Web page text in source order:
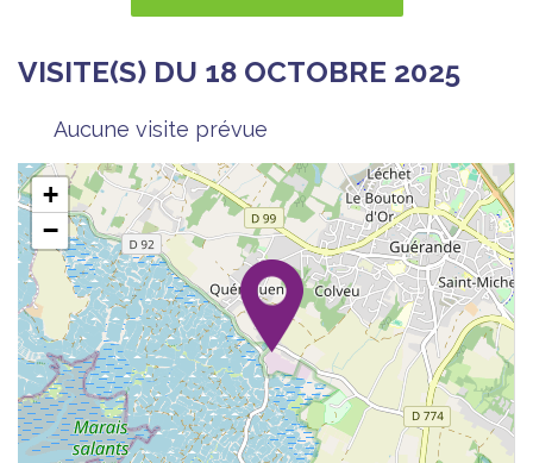
VISITE(S) DU 18 OCTOBRE 2025
Aucune visite prévue
+
−